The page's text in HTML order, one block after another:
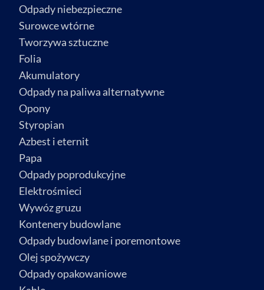
Odpady niebezpieczne
Surowce wtórne
Tworzywa sztuczne
Folia
Akumulatory
Odpady na paliwa alternatywne
Opony
Styropian
Azbest i eternit
Papa
Odpady poprodukcyjne
Elektrośmieci
Wywóz gruzu
Kontenery budowlane
Odpady budowlane i poremontowe
Olej spożywczy
Odpady opakowaniowe